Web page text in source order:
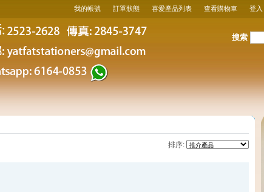
我的帳號 訂單狀態 喜愛產品列表 查看購物車 登入
搜索
排序: